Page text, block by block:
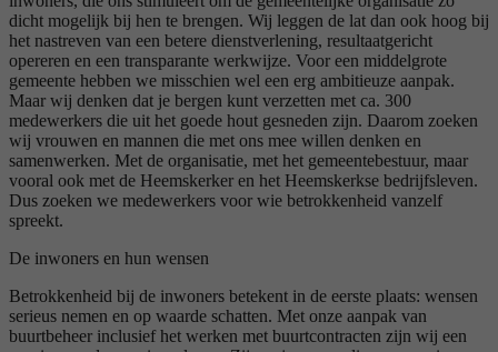
dicht mogelijk bij hen te brengen. Wij leggen de lat dan ook hoog bij
het nastreven van een betere dienstverlening, resultaatgericht
opereren en een transparante werkwijze. Voor een middelgrote
gemeente hebben we misschien wel een erg ambitieuze aanpak.
Maar wij denken dat je bergen kunt verzetten met ca. 300
medewerkers die uit het goede hout gesneden zijn. Daarom zoeken
wij vrouwen en mannen die met ons mee willen denken en
samenwerken. Met de organisatie, met het gemeentebestuur, maar
vooral ook met de Heemskerker en het Heemskerkse bedrijfsleven.
Dus zoeken we medewerkers voor wie betrokkenheid vanzelf
spreekt.
De inwoners en hun wensen
Betrokkenheid bij de inwoners betekent in de eerste plaats: wensen
serieus nemen en op waarde schatten. Met onze aanpak van
buurtbeheer inclusief het werken met buurtcontracten zijn wij een